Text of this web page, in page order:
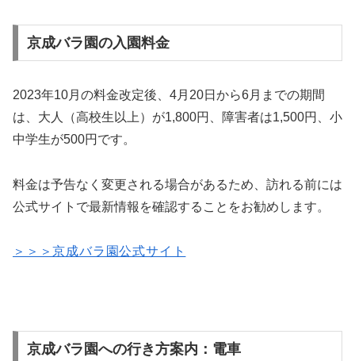
京成バラ園の入園料金
2023年10月の料金改定後、4月20日から6月までの期間
は、大人（高校生以上）が1,800円、障害者は1,500円、小
中学生が500円です。
料金は予告なく変更される場合があるため、訪れる前には
公式サイトで最新情報を確認することをお勧めします。
＞＞＞京成バラ園公式サイト
京成バラ園への行き方案内：電車